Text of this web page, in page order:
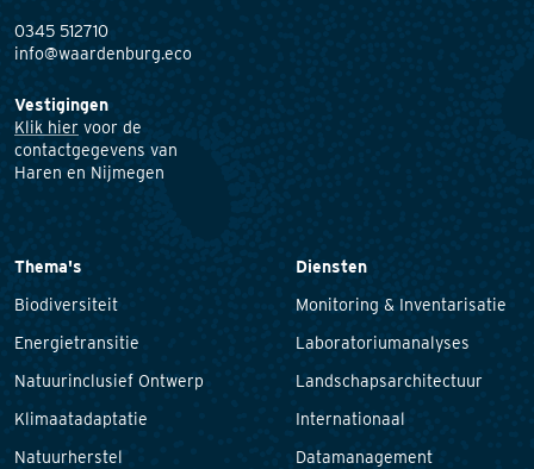
0345 512710
info@waardenburg.eco
Vestigingen
Klik hier voor de
contactgegevens van
Haren en Nijmegen
Thema's
Biodiversiteit
Energietransitie
Natuurinclusief Ontwerp
Klimaatadaptatie
Natuurherstel
Diensten
Monitoring & Inventarisatie
Laboratoriumanalyses
Landschapsarchitectuur
Internationaal
Datamanagement